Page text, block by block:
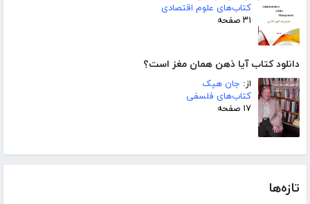
کتاب‌های علوم اقتصادی
۳۱ صفحه
دانلود کتاب آیا ذهن همان مغز است؟
از: جان هیک
کتاب‌های فلسفی
۱۷ صفحه
تازه‌ها